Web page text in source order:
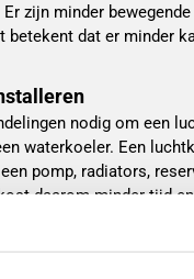
zijn minder
betekent dat er minder
nodig om een
waterkoeler. Een
pomp, radiators,
daarom minder tijd
op het moederbord.